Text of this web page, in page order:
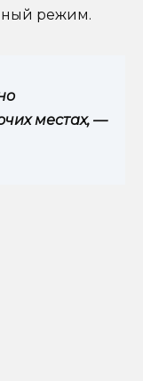
режим.
местах, —